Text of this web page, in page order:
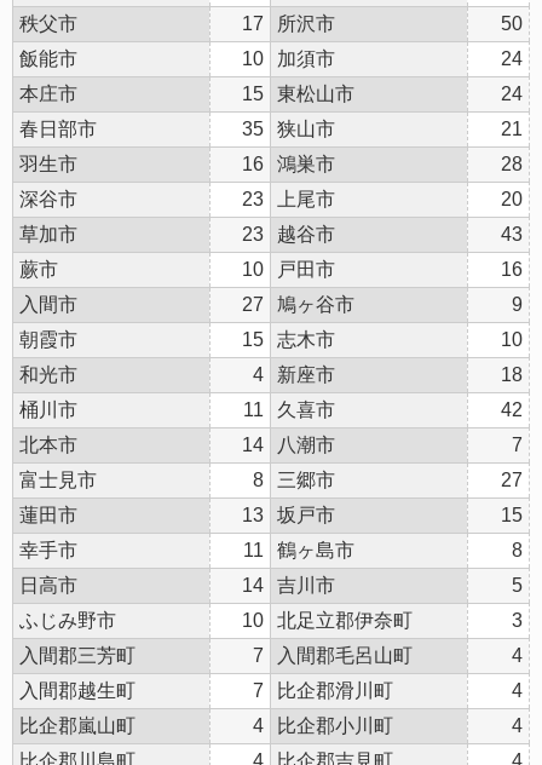
秩父市
17 所沢市
50
飯能市
10 加須市
24
本庄市
15 東松山市
24
春日部市
35 狭山市
21
羽生市
16 鴻巣市
28
深谷市
23 上尾市
20
草加市
23 越谷市
43
蕨市
10 戸田市
16
入間市
27 鳩ヶ谷市
9
朝霞市
15 志木市
10
和光市
4 新座市
18
桶川市
11 久喜市
42
北本市
14 八潮市
7
富士見市
8 三郷市
27
蓮田市
13 坂戸市
15
幸手市
11 鶴ヶ島市
8
日高市
14 吉川市
5
ふじみ野市
10 北足立郡伊奈町
3
入間郡三芳町
7 入間郡毛呂山町
4
入間郡越生町
7 比企郡滑川町
4
比企郡嵐山町
4 比企郡小川町
4
比企郡川島町
4 比企郡吉見町 4